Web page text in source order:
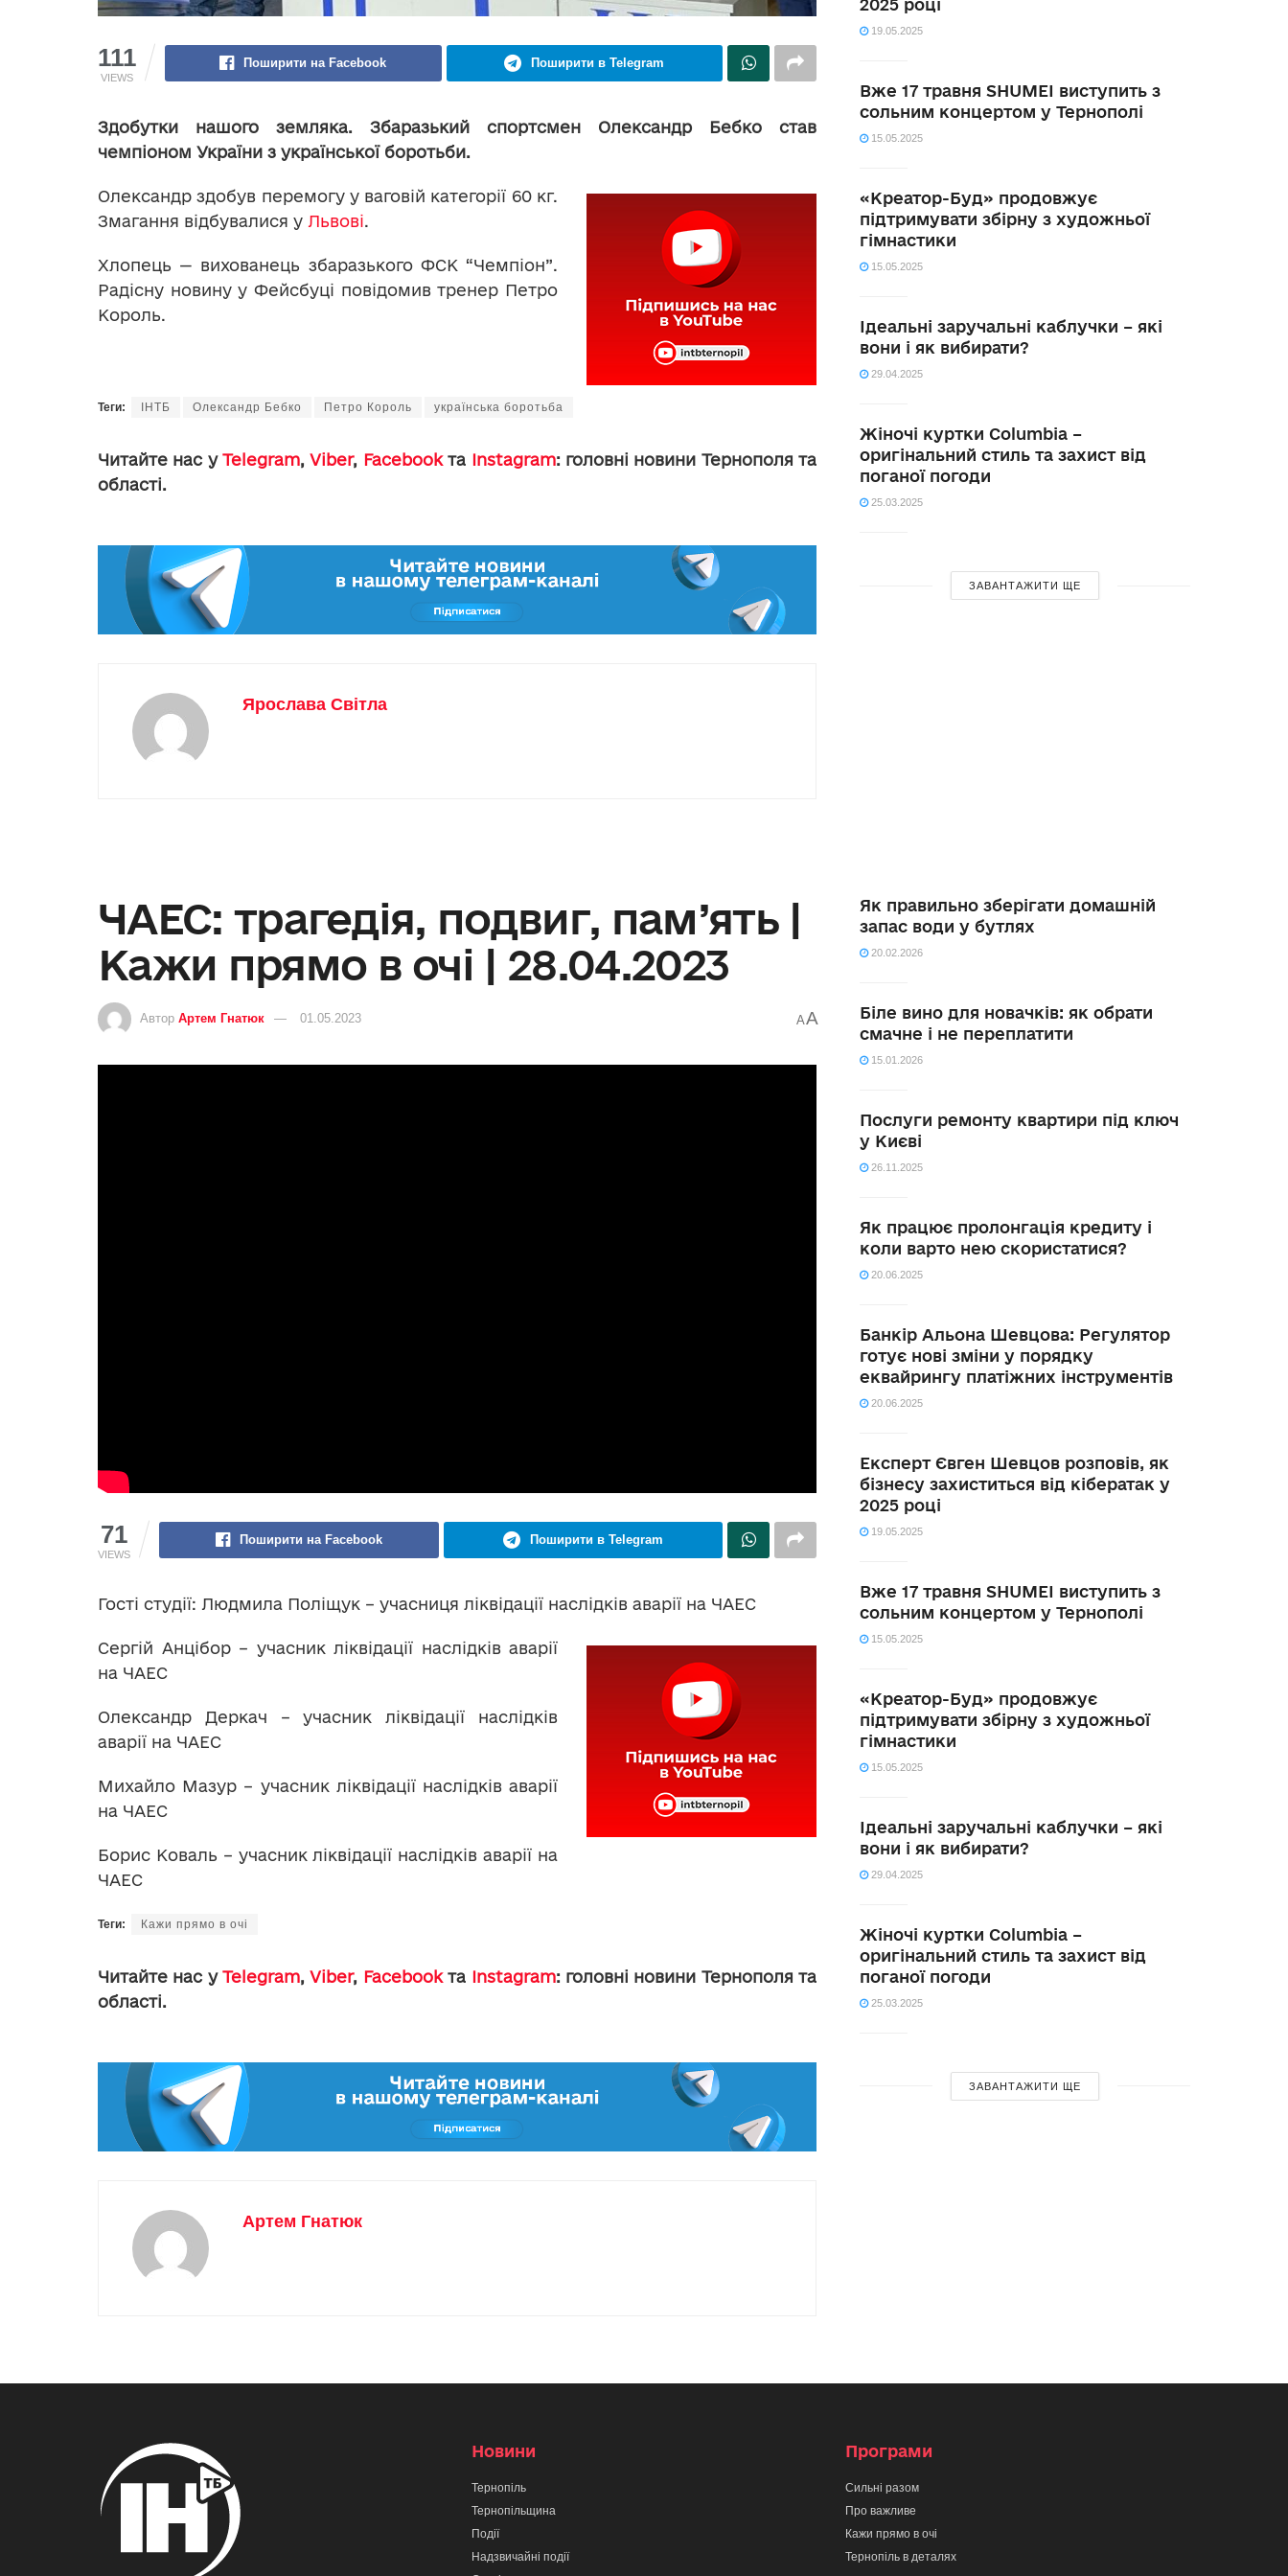
111
VIEWS
Поширити на Facebook Поширити в Telegram
Здобутки нашого земляка. Збаразький спортсмен Олександр Бебко став
чемпіоном України з української боротьби.
Олександр здобув перемогу у ваговій категорії 60 кг.
Змагання відбувалися у Львові.
Хлопець — вихованець збаразького ФСК “Чемпіон”.
Радісну новину у Фейсбуці повідомив тренер Петро
Король.
Теги: ІНТБ Олександр Бебко Петро Король українська боротьба
Читайте нас уTelegram,Viber, Facebookта Instagram: головні новини Тернополя та
області.
Ярослава Світла
2025 році
19.05.2025
Вже 17 травня SHUMEI виступить з
сольним концертом у Тернополі
15.05.2025
«Креатор-Буд» продовжує
підтримувати збірну з художньої
гімнастики
15.05.2025
Ідеальні заручальні каблучки – які
вони і як вибирати?
29.04.2025
Жіночі куртки Columbia –
оригінальний стиль та захист від
поганої погоди
25.03.2025
ЗАВАНТАЖИТИ ЩЕ
ЧАЕС: трагедія, подвиг, пам’ять |
Кажи прямо в очі | 28.04.2023
Автор Артем Гнатюк 01.05.2023 AA
71
VIEWS
Поширити на Facebook Поширити в Telegram
Гості студії: Людмила Поліщук – учасниця ліквідації наслідків аварії на ЧАЕС
Сергій Анцібор – учасник ліквідації наслідків аварії
на ЧАЕС
Олександр Деркач – учасник ліквідації наслідків
аварії на ЧАЕС
Михайло Мазур – учасник ліквідації наслідків аварії
на ЧАЕС
Борис Коваль – учасник ліквідації наслідків аварії на
ЧАЕС
Теги: Кажи прямо в очі
Читайте нас уTelegram,Viber, Facebookта Instagram: головні новини Тернополя та
області.
Артем Гнатюк
Як правильно зберігати домашній
запас води у бутлях
20.02.2026
Біле вино для новачків: як обрати
смачне і не переплатити
15.01.2026
Послуги ремонту квартири під ключ
у Києві
26.11.2025
Як працює пролонгація кредиту і
коли варто нею скористатися?
20.06.2025
Банкір Альона Шевцова: Регулятор
готує нові зміни у порядку
еквайрингу платіжних інструментів
20.06.2025
Експерт Євген Шевцов розповів, як
бізнесу захиститься від кібератак у
2025 році
19.05.2025
Вже 17 травня SHUMEI виступить з
сольним концертом у Тернополі
15.05.2025
«Креатор-Буд» продовжує
підтримувати збірну з художньої
гімнастики
15.05.2025
Ідеальні заручальні каблучки – які
вони і як вибирати?
29.04.2025
Жіночі куртки Columbia –
оригінальний стиль та захист від
поганої погоди
25.03.2025
ЗАВАНТАЖИТИ ЩЕ
Новини
Тернопіль
Тернопільщина
Події
Надзвичайні події
Програми
Сильні разом
Про важливе
Кажи прямо в очі
Тернопіль в деталях